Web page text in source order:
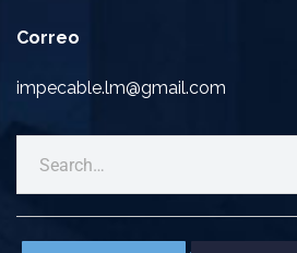
Correo
impecable.lm@gmail.com